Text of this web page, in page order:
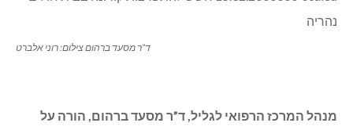
80 שאושפז בפנימית א’ * המחלקה
נסגרה ל-11 ימים ורבים מהעובדים